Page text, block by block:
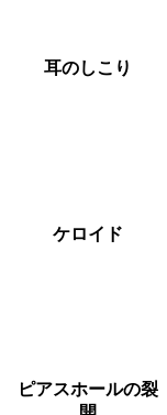
耳のしこり
ケロイド
ピアスホールの裂